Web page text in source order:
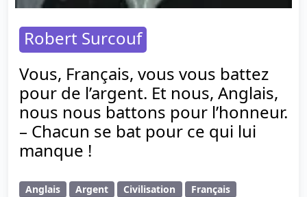
Robert Surcouf
Vous, Français, vous vous battez
pour de l’argent. Et nous, Anglais,
nous nous battons pour l’honneur.
– Chacun se bat pour ce qui lui
manque !
Anglais Argent Civilisation
Français